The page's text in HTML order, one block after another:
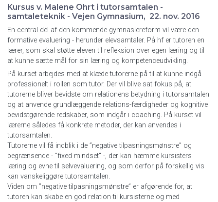
Kursus v. Malene Ohrt i tutorsamtalen -
samtaleteknik - Vejen Gymnasium, 22. nov. 2016
En central del af den kommende gymnasiereform vil være den
formative evaluering - herunder elevsamtaler. På hf er tutoren en
lærer, som skal støtte eleven til refleksion over egen læring og til
at kunne sætte mål for sin læring og kompetenceudvikling.
På kurset arbejdes med at klæde tutorerne på til at kunne indgå
professionelt i rollen som tutor. Der vil blive sat fokus på, at
tutorerne bliver bevidste om relationens betydning i tutorsamtalen
og at anvende grundlæggende relations-færdigheder og kognitive
bevidstgørende redskaber, som indgår i coaching. På kurset vil
lærerne således få konkrete metoder, der kan anvendes i
tutorsamtalen.
Tutorerne vil få indblik i de ”negative tilpasningsmønstre” og
begrænsende - "fixed mindset" -, der kan hæmme kursisters
læring og evne til selvevaluering, og som derfor på forskellig vis
kan vanskeliggøre tutorsamtalen.
Viden om ”negative tilpasningsmønstre” er afgørende for, at
tutoren kan skabe en god relation til kursisterne og med